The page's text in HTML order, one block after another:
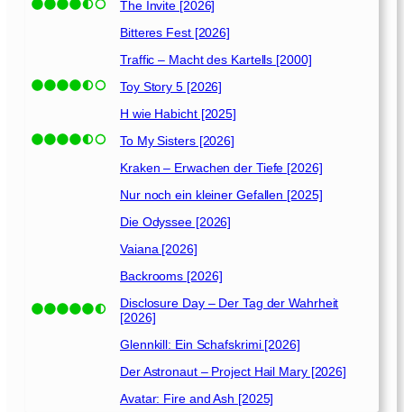
b
[
2
The Invite [2026]
Bitteres Fest [2026]
Traffic – Macht des Kartells [2000]
Toy Story 5 [2026]
H wie Habicht [2025]
To My Sisters [2026]
Kraken – Erwachen der Tiefe [2026]
Nur noch ein kleiner Gefallen [2025]
Die Odyssee [2026]
Vaiana [2026]
Backrooms [2026]
Disclosure Day – Der Tag der Wahrheit
[2026]
Glennkill: Ein Schafskrimi [2026]
Der Astronaut – Project Hail Mary [2026]
Avatar: Fire and Ash [2025]